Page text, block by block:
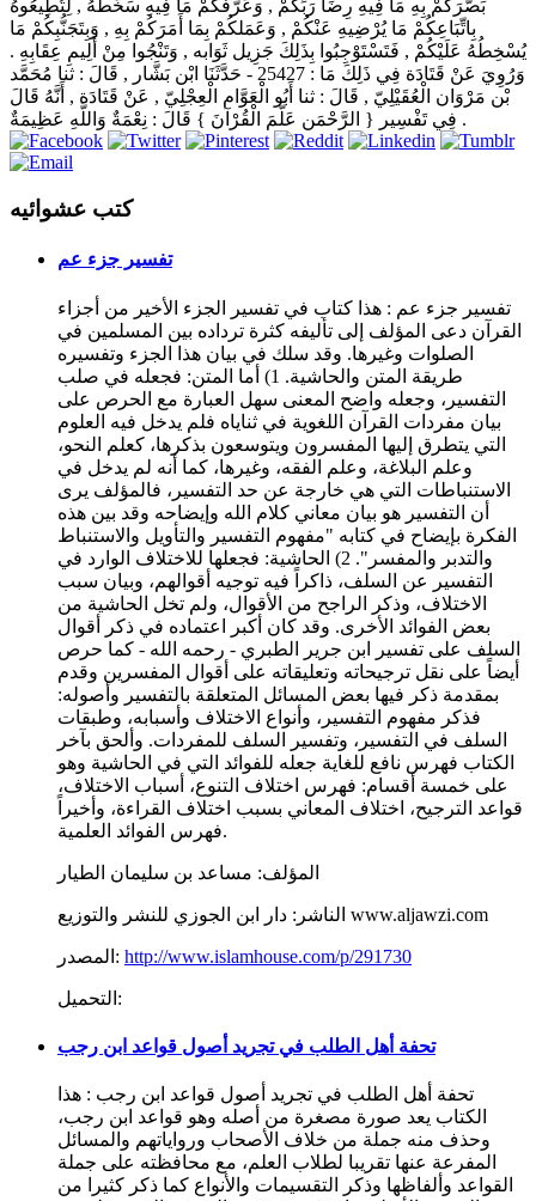
بَصَّرَكُمْ بِهِ مَا فِيهِ رِضَا رَبِّكُمْ , وَعَرَّفَكُمْ مَا فِيهِ سَخَطُهُ , لِتُطِيعُوهُ
بِاتِّبَاعِكُمْ مَا يُرْضِيهِ عَنْكُمْ , وَعَمَلكُمْ بِمَا أَمَرَكُمْ بِهِ , وَبِتَجَنُّبِكُمْ مَا
يُسْخِطُهُ عَلَيْكُمْ , فَتَسْتَوْجِبُوا بِذَلِكَ جَزِيل ثَوَابه , وَتَنْجُوا مِنْ أَلِيمِ عِقَابِهِ .
وَرُوِيَ عَنْ قَتَادَة فِي ذَلِكَ مَا : 25427 - حَدَّثَنَا ابْن بَشَّار , قَالَ : ثنا مُحَمَّد
بْن مَرْوَان الْعُقَيْلِيّ , قَالَ : ثنا أَبُو الْعَوَّام الْعِجْلِيّ , عَنْ قَتَادَة , أَنَّهُ قَالَ
فِي تَفْسِير { الرَّحْمَن عَلَّمَ الْقُرْآنَ } قَالَ : نِعْمَةٌ وَاللَّهِ عَظِيمَةٌ .
كتب عشوائيه
تفسير جزء عم
تفسير جزء عم : هذا كتاب في تفسير الجزء الأخير من أجزاء
القرآن دعى المؤلف إلى تأليفه كثرة ترداده بين المسلمين في
الصلوات وغيرها. وقد سلك في بيان هذا الجزء وتفسيره
طريقة المتن والحاشية. 1) أما المتن: فجعله في صلب
التفسير، وجعله واضح المعنى سهل العبارة مع الحرص على
بيان مفردات القرآن اللغوية في ثناياه فلم يدخل فيه العلوم
التي يتطرق إليها المفسرون ويتوسعون بذكرها، كعلم النحو،
وعلم البلاغة، وعلم الفقه، وغيرها، كما أنه لم يدخل في
الاستنباطات التي هي خارجة عن حد التفسير، فالمؤلف يرى
أن التفسير هو بيان معاني كلام الله وإيضاحه وقد بين هذه
الفكرة بإيضاح في كتابه "مفهوم التفسير والتأويل والاستنباط
والتدبر والمفسر". 2) الحاشية: فجعلها للاختلاف الوارد في
التفسير عن السلف، ذاكراً فيه توجيه أقوالهم، وبيان سبب
الاختلاف، وذكر الراجح من الأقوال، ولم تخل الحاشية من
بعض الفوائد الأخرى. وقد كان أكبر اعتماده في ذكر أقوال
السلف على تفسير ابن جرير الطبري - رحمه الله - كما حرص
أيضاً على نقل ترجيحاته وتعليقاته على أقوال المفسرين وقدم
بمقدمة ذكر فيها بعض المسائل المتعلقة بالتفسير وأصوله:
فذكر مفهوم التفسير، وأنواع الاختلاف وأسبابه، وطبقات
السلف في التفسير، وتفسير السلف للمفردات. وألحق بآخر
الكتاب فهرس نافع للغاية جعله للفوائد التي في الحاشية وهو
على خمسة أقسام: فهرس اختلاف التنوع، أسباب الاختلاف،
قواعد الترجيح، اختلاف المعاني بسبب اختلاف القراءة، وأخيراً
فهرس الفوائد العلمية.
المؤلف: مساعد بن سليمان الطيار
الناشر: دار ابن الجوزي للنشر والتوزيع www.aljawzi.com
المصدر: http://www.islamhouse.com/p/291730
التحميل:
تحفة أهل الطلب في تجريد أصول قواعد ابن رجب
تحفة أهل الطلب في تجريد أصول قواعد ابن رجب : هذا
الكتاب يعد صورة مصغرة من أصله وهو قواعد ابن رجب،
وحذف منه جملة من خلاف الأصحاب ورواياتهم والمسائل
المفرعة عنها تقريبا لطلاب العلم، مع محافظته على جملة
القواعد وألفاظها وذكر التقسيمات والأنواع كما ذكر كثيرا من